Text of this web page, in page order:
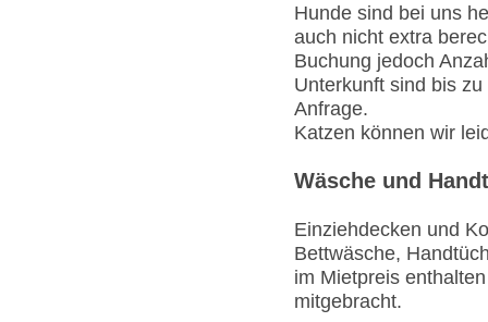
Hunde sind bei uns
auch nicht extra
Buchung jedoch
Unterkunft sind bis
Anfrage.
Katzen können wir
Wäsche und
Einziehdecken und
Bettwäsche,
im Mietpreis
mitgebracht.